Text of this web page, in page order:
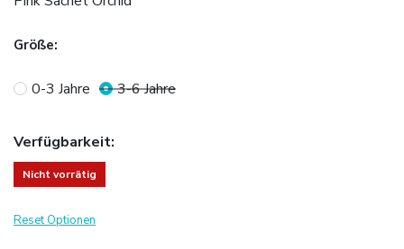
Größe:
0-3 Jahre 3-6 Jahre
Verfügbarkeit:
Nicht vorrätig
Reset Optionen